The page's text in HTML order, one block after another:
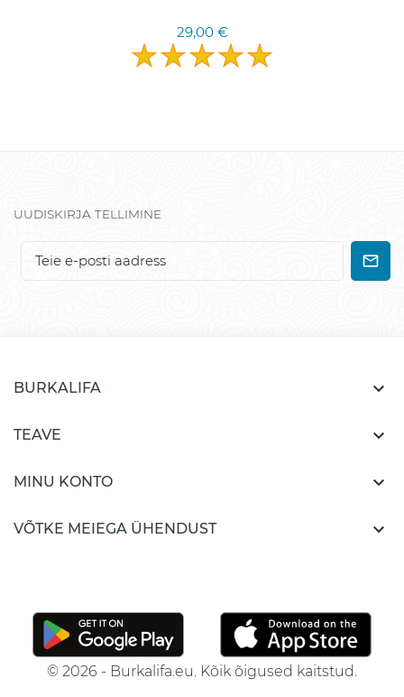
29,00 €
UUDISKIRJA TELLIMINE
BURKALIFA 
TEAVE 
MINU KONTO 
VÕTKE MEIEGA ÜHENDUST 
© 2026 - Burkalifa.eu. Kõik õigused kaitstud.